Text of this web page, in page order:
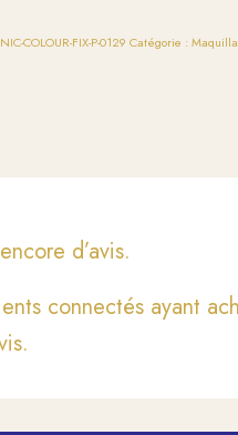
COLOUR-FIX-P-0129 Catégorie :
d’avis.
connectés ayant